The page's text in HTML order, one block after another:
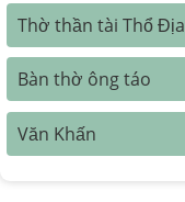
Thờ thần tài Thổ Địa
Bàn thờ ông táo
Văn Khấn